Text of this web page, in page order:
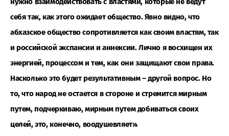
себя так, как этого ожидает общество. Явно видно, что
абхазское общество сопротивляется как своим властям, так
и российской экспансии и аннексии. Лично я восхищен их
энергией, процессом и тем, как они защищают свои права.
Насколько это будет результативным – другой вопрос. Но
то, что народ не остается в стороне и стремится мирным
путем, подчеркиваю, мирным путем добиваться своих
целей, это, конечно, воодушевляет».